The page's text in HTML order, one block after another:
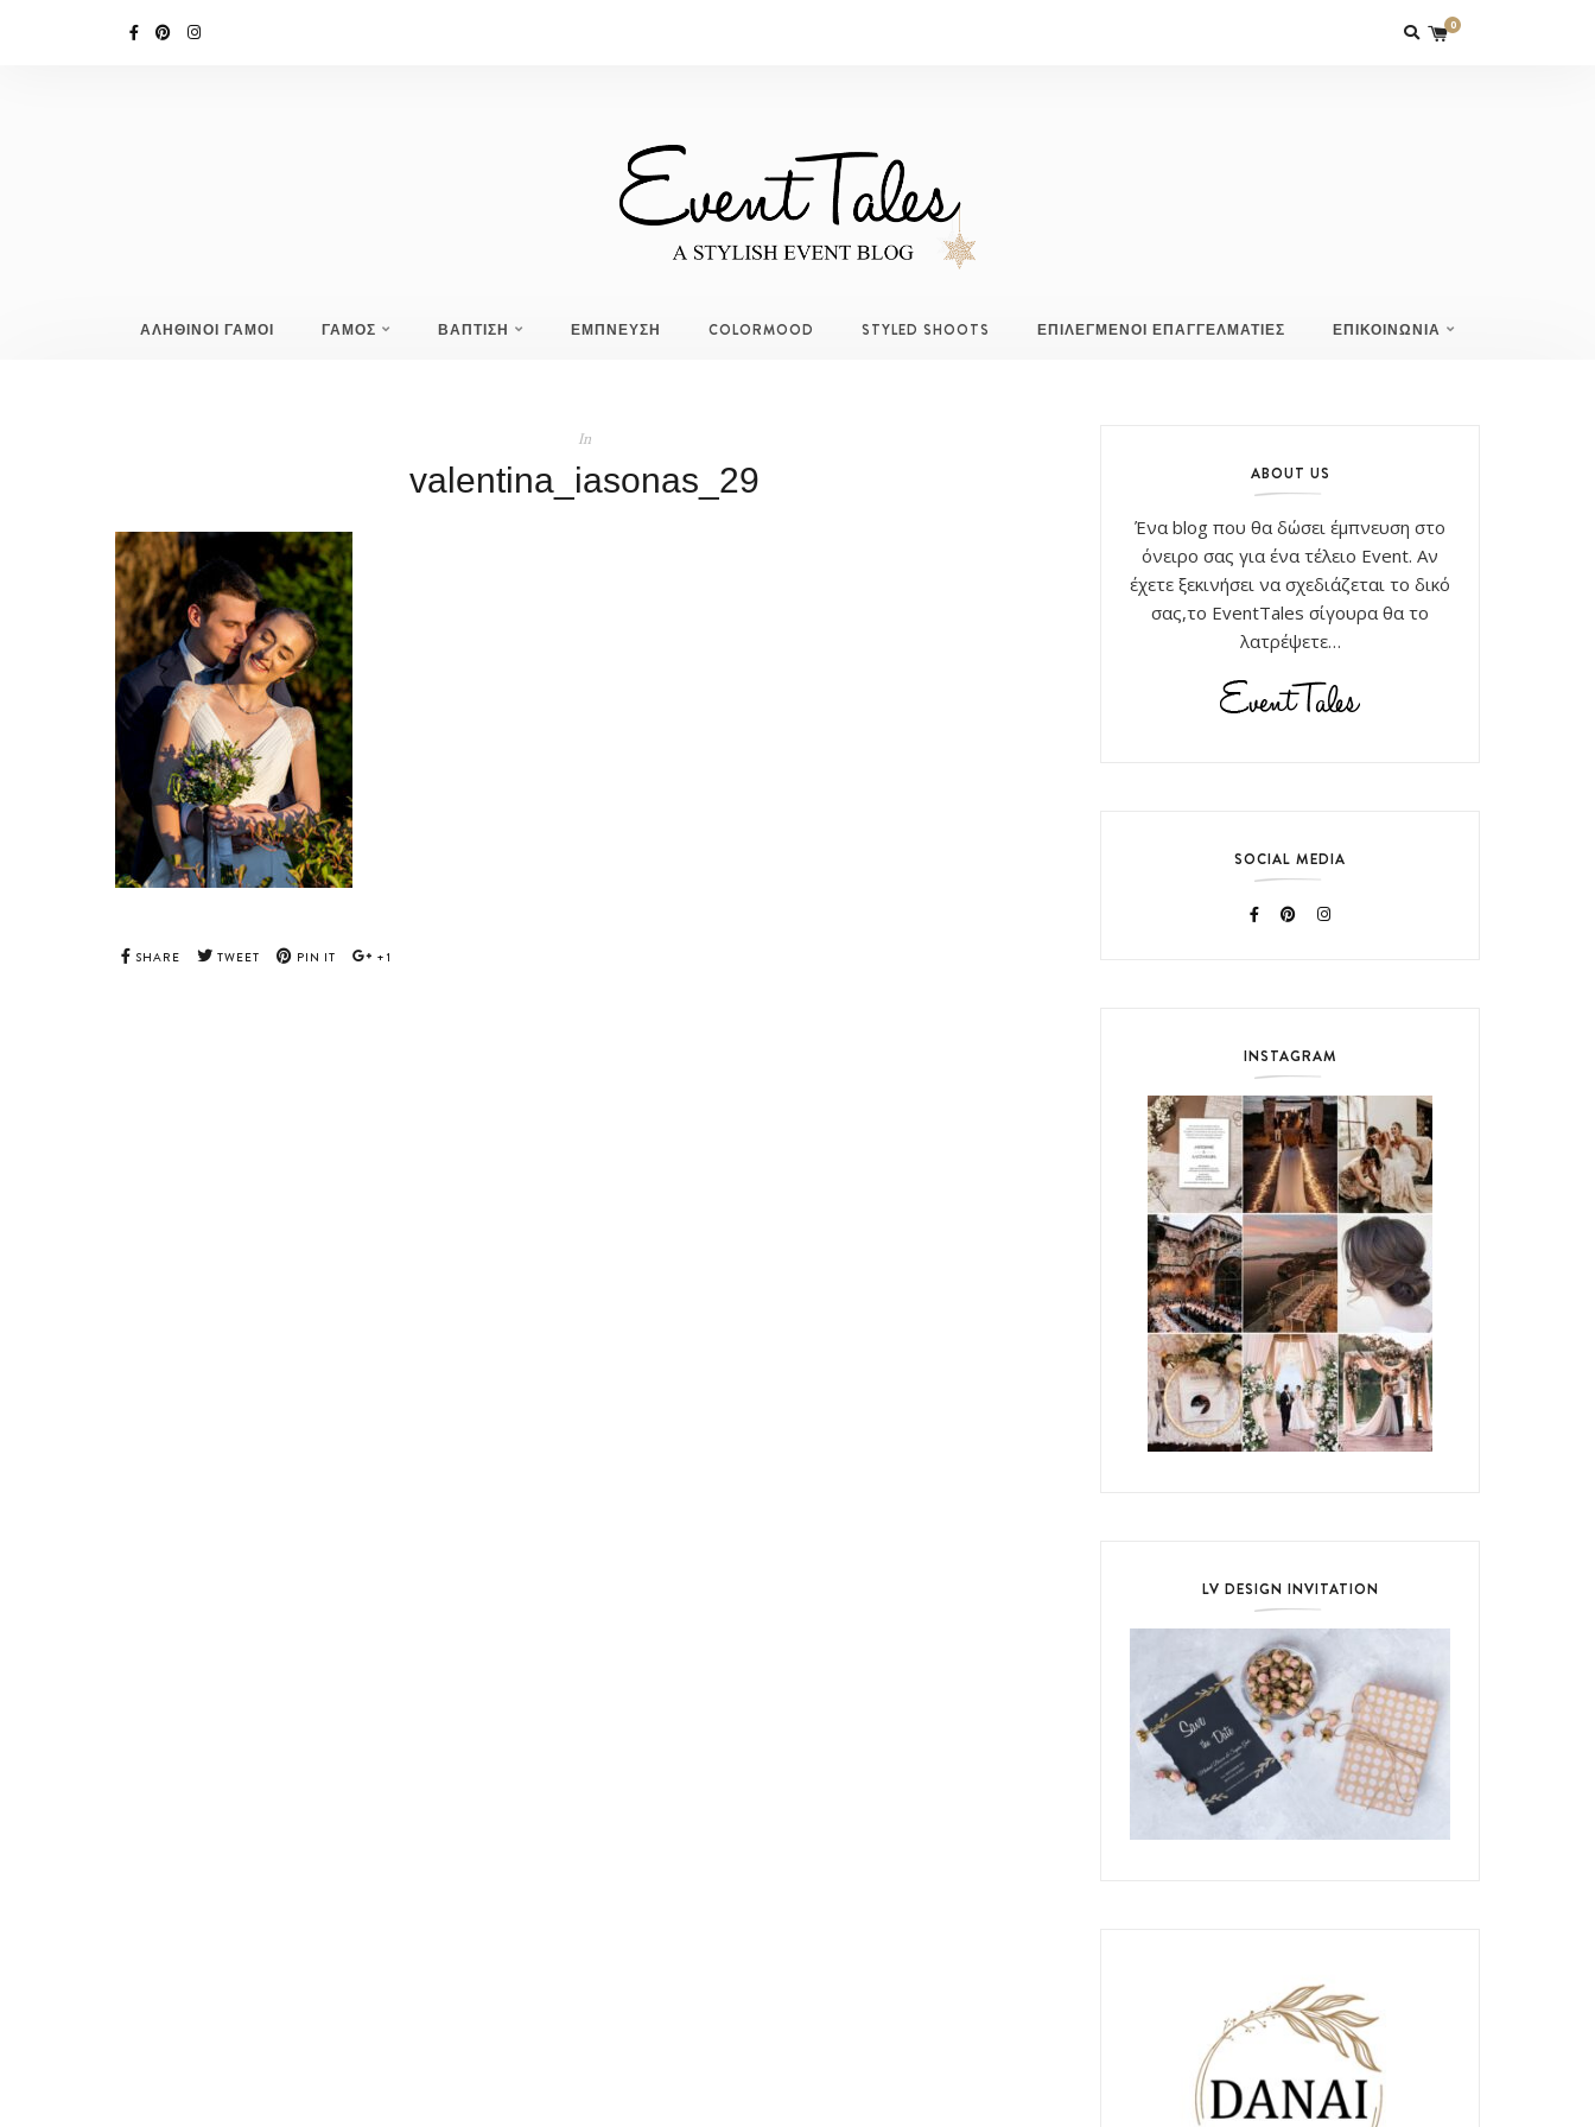
0
ΑΛΗΘΙΝΟΙ ΓΑΜΟΙ ΓΑΜΟΣ ΒΑΠΤΙΣΗ ΕΜΠΝΕΥΣΗ COLORMOOD STYLED SHOOTS ΕΠΙΛΕΓΜΕΝΟΙ ΕΠΑΓΓΕΛΜΑΤΙΕΣ ΕΠΙΚΟΙΝΩΝΙΑ
In
valentina_iasonas_29
SHARE TWEET PIN IT +1
ABOUT US
Ένα blog που θα δώσει έμπνευση στο
όνειρο σας για ένα τέλειο Event. Αν
έχετε ξεκινήσει να σχεδιάζεται το δικό
σας,το EventTales σίγουρα θα το
λατρέψετε…
SOCIAL MEDIA
INSTAGRAM
LV DESIGN INVITATION